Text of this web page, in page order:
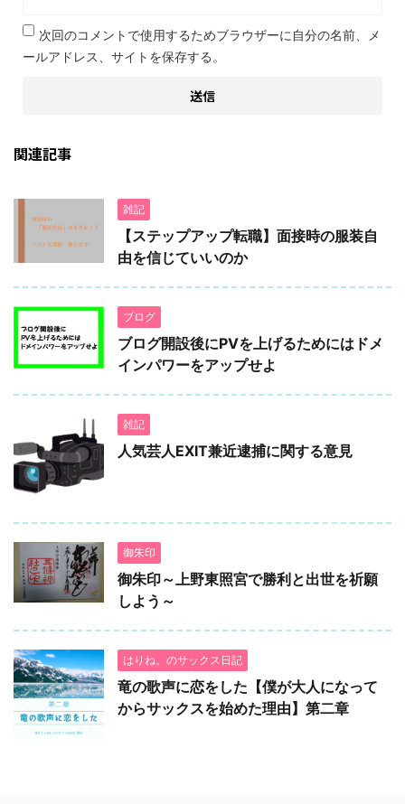
次回のコメントで使用するためブラウザーに自分の名前、メ
ールアドレス、サイトを保存する。
関連記事
雑記
【ステップアップ転職】面接時の服装自
由を信じていいのか
ブログ
ブログ開設後にPVを上げるためにはドメ
インパワーをアップせよ
雑記
人気芸人EXIT兼近逮捕に関する意見
御朱印
御朱印～上野東照宮で勝利と出世を祈願
しよう～
はりね。のサックス日記
竜の歌声に恋をした【僕が大人になって
からサックスを始めた理由】第二章